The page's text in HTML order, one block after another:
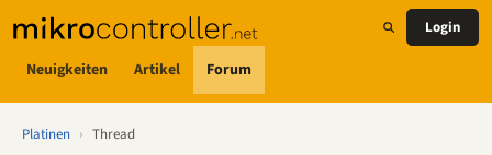
Neuigkeiten Artikel Forum
Login
Platinen › Thread